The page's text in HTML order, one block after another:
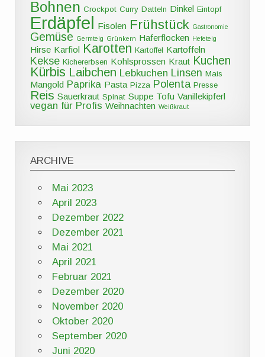
Bohnen Crockpot Curry Datteln Dinkel Eintopf
Erdäpfel Fisolen Frühstück Gastronomie
Gemüse Germteig Grünkern Haferflocken Hefeteig
Hirse Karfiol Karotten Kartoffel Kartoffeln
Kekse Kichererbsen Kohlsprossen Kraut Kuchen
Kürbis Laibchen Lebkuchen Linsen Mais
Mangold Paprika Pasta Pizza Polenta Presse
Reis Sauerkraut Spinat Suppe Tofu Vanillekipferl
vegan für Profis Weihnachten Weißkraut
ARCHIVE
Mai 2023
April 2023
Dezember 2022
Dezember 2021
Mai 2021
April 2021
Februar 2021
Dezember 2020
November 2020
Oktober 2020
September 2020
Juni 2020